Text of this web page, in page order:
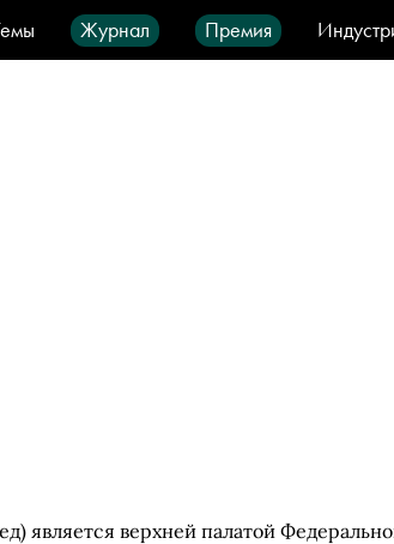
Журнал Премия
Видео Город IT-продукты
является верхней палатой